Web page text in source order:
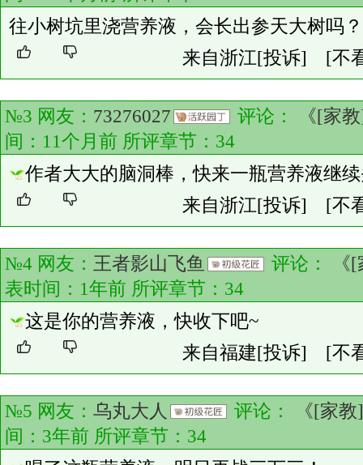
往小树坑里浇营养液，会长出参天大树吗？
来自浙江[投诉] [不
№3 网友： 73276027 评论：
《[家
间：11个月前 所评章节： 34
作者大大的脑洞棒，快来一瓶营养液继
来自浙江[投诉] [不
№4 网友： 王者影山飞鱼 评论：
表时间：1年前 所评章节： 34
这是你的营养液，快收下吧~
来自福建[投诉] [不
№5 网友： 乌丸大人 评论：
《[家
间：3年前 所评章节： 34